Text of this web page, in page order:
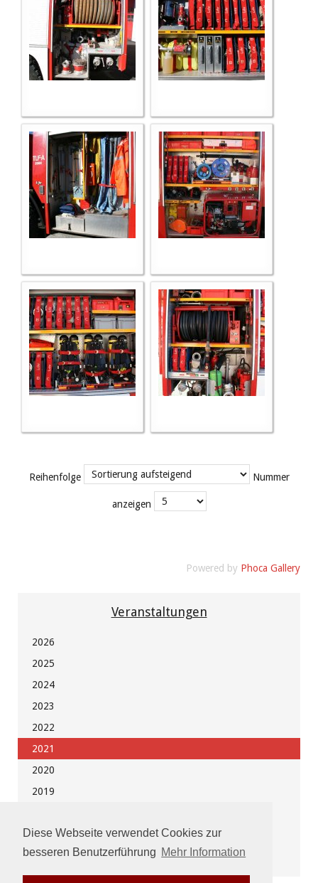
Diese Webseite verwendet Cookies zur
besseren Benutzerführung Mehr Information
Reihenfolge Nummer
anzeigen
Powered by Phoca Gallery
Veranstaltungen
2026
2025
2024
2023
2022
2021
2020
2019
2017
vor 2017